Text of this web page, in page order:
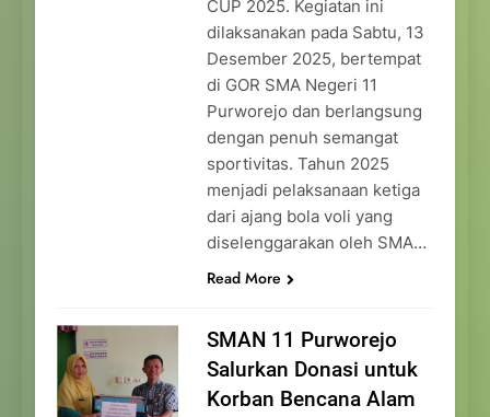
CUP 2025. Kegiatan ini
dilaksanakan pada Sabtu, 13
Desember 2025, bertempat
di GOR SMA Negeri 11
Purworejo dan berlangsung
dengan penuh semangat
sportivitas. Tahun 2025
menjadi pelaksanaan ketiga
dari ajang bola voli yang
diselenggarakan oleh SMA…
Read More
SMAN 11 Purworejo
Salurkan Donasi untuk
Korban Bencana Alam